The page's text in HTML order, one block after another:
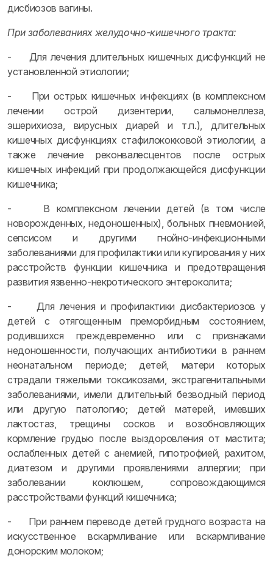
дисбиозов вагины.
При заболеваниях желудочно-кишечного тракта:
- Для лечения длительных кишечных дисфункций не
установленной этиологии;
- При острых кишечных инфекциях (в комплексном
лечении острой дизентерии, сальмонеллеза,
эшерихиоза, вирусных диарей и т.п.), длительных
кишечных дисфункциях стафилококковой этиологии, а
также лечение реконвалесцентов после острых
кишечных инфекций при продолжающейся дисфункции
кишечника;
- В комплексном лечении детей (в том числе
новорожденных, недоношенных), больных пневмонией,
сепсисом и другими гнойно-инфекционными
заболеваниями для профилактики или купирования у них
расстройств функции кишечника и предотвращения
развития язвенно-некротического энтероколита;
- Для лечения и профилактики дисбактериозов у
детей с отягощенным преморбидным состоянием,
родившихся преждевременно или с признаками
недоношенности, получающих антибиотики в раннем
неонатальном периоде; детей, матери которых
страдали тяжелыми токсикозами, экстрагенитальными
заболеваниями, имели длительный безводный период
или другую патологию; детей матерей, имевших
лактостаз, трещины сосков и возобновляющих
кормление грудью после выздоровления от мастита;
ослабленных детей с анемией, гипотрофией, рахитом,
диатезом и другими проявлениями аллергии; при
заболевании коклюшем, сопровождающимся
расстройствами функций кишечника;
- При раннем переводе детей грудного возраста на
искусственное вскармливание или вскармливание
донорским молоком;